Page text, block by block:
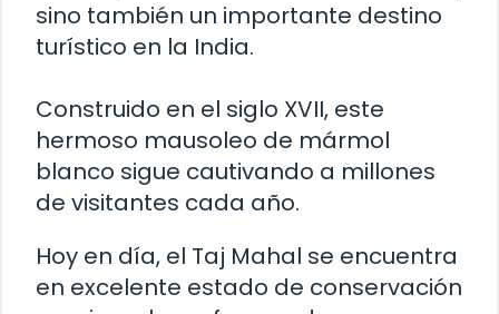
sino también un importante destino
turístico en la India.
Construido en el siglo XVII, este
hermoso mausoleo de mármol
blanco sigue cautivando a millones
de visitantes cada año.
Hoy en día, el Taj Mahal se encuentra
en excelente estado de conservación